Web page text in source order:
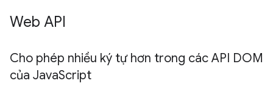
Web API
Cho phép nhiều ký tự hơn trong các API DOM
của JavaScript